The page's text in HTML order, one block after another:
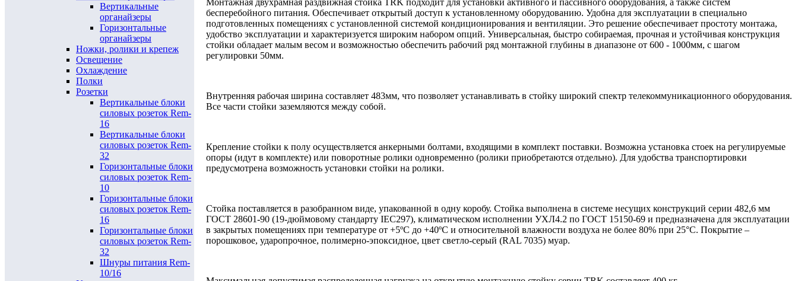
Вертикальные
органайзеры
Горизонтальные
органайзеры
Ножки, ролики и крепеж
Освещение
Охлаждение
Полки
Розетки
Вертикальные блоки
силовых розеток Rem-
16
Вертикальные блоки
силовых розеток Rem-
32
Горизонтальные блоки
силовых розеток Rem-
10
Горизонтальные блоки
силовых розеток Rem-
16
Горизонтальные блоки
силовых розеток Rem-
32
Шнуры питания Rem-
10/16
бесперебойного питания. Обеспечивает открытый доступ к установленному оборудованию. Удобна для эксплуатации в специально
подготовленных помещениях с установленной системой кондиционирования и вентиляции. Это решение обеспечивает простоту монтажа,
удобство эксплуатации и характеризуется широким набором опций. Универсальная, быстро собираемая, прочная и устойчивая конструкция
стойки обладает малым весом и возможностью обеспечить рабочий ряд монтажной глубины в диапазоне от 600 - 1000мм, с шагом
регулировки 50мм.
Внутренняя рабочая ширина составляет 483мм, что позволяет устанавливать в стойку широкий спектр телекоммуникационного оборудования.
Все части стойки заземляются между собой.
Крепление стойки к полу осуществляется анкерными болтами, входящими в комплект поставки. Возможна установка стоек на регулируемые
опоры (идут в комплекте) или поворотные ролики одновременно (ролики приобретаются отдельно). Для удобства транспортировки
предусмотрена возможность установки стойки на ролики.
Стойка поставляется в разобранном виде, упакованной в одну коробу. Cтойка выполнена в системе несущих конструкций серии 482,6 мм
ГОСТ 28601-90 (19-дюймовому стандарту IEC297), климатическом исполнении УХЛ4.2 по ГОСТ 15150-69 и предназначена для эксплуатации
в закрытых помещениях при температуре от +5ºС до +40ºС и относительной влажности воздуха не более 80% при 25°С. Покрытие –
порошковое, ударопрочное, полимерно-эпоксидное, цвет светло-серый (RAL 7035) муар.